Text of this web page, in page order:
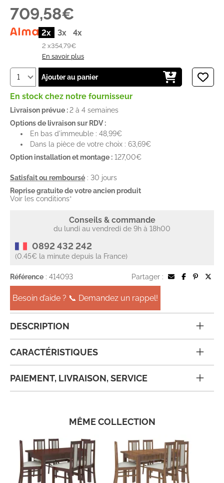
709,58€
2x 3x 4x
2 x354,79€
En savoir plus
Ajouter au panier
En stock chez notre fournisseur
Livraison prévue :2 à 4 semaines
Options de livraison sur RDV :
En bas d'immeuble : 48,99€
Dans la pièce de votre choix : 63,69€
Option installation et montage : 127,00€
Satisfait ou remboursé : 30 jours
Reprise gratuite de votre ancien produit
Voir les conditions*
Conseils & commande
du lundi au vendredi de 9h à 18h00
0892 432 242
(0.45€ la minute depuis la France)
Référence : 414093 Partager :
Besoin d’aide ? 📞 Demandez un rappel!
DESCRIPTION
CARACTÉRISTIQUES
PAIEMENT, LIVRAISON, SERVICE
MÊME COLLECTION